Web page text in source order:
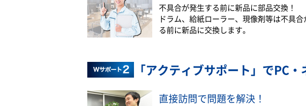
不具合が発生する前に新品に部品交換！
ドラム、給紙ローラー、現像剤等は不具合
る前に新品に交換します。
「アクティブサポート」でPC・
直接訪問で問題を解決！